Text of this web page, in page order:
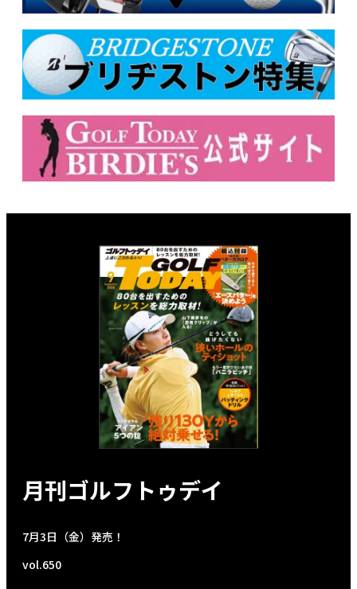
月刊ゴルフトゥデイ
7月3日（金）発売！
vol.650